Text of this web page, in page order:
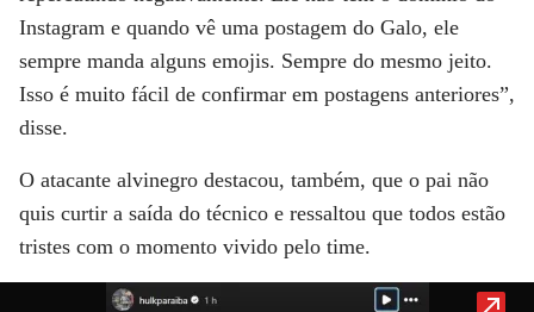
Instagram e quando vê uma postagem do Galo, ele
sempre manda alguns emojis. Sempre do mesmo jeito.
Isso é muito fácil de confirmar em postagens anteriores”,
disse.
O atacante alvinegro destacou, também, que o pai não
quis curtir a saída do técnico e ressaltou que todos estão
tristes com o momento vivido pelo time.